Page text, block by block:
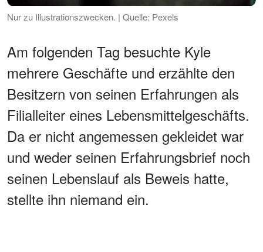
Nur zu Illustrationszwecken. | Quelle: Pexels
Am folgenden Tag besuchte Kyle
mehrere Geschäfte und erzählte den
Besitzern von seinen Erfahrungen als
Filialleiter eines Lebensmittelgeschäfts.
Da er nicht angemessen gekleidet war
und weder seinen Erfahrungsbrief noch
seinen Lebenslauf als Beweis hatte,
stellte ihn niemand ein.